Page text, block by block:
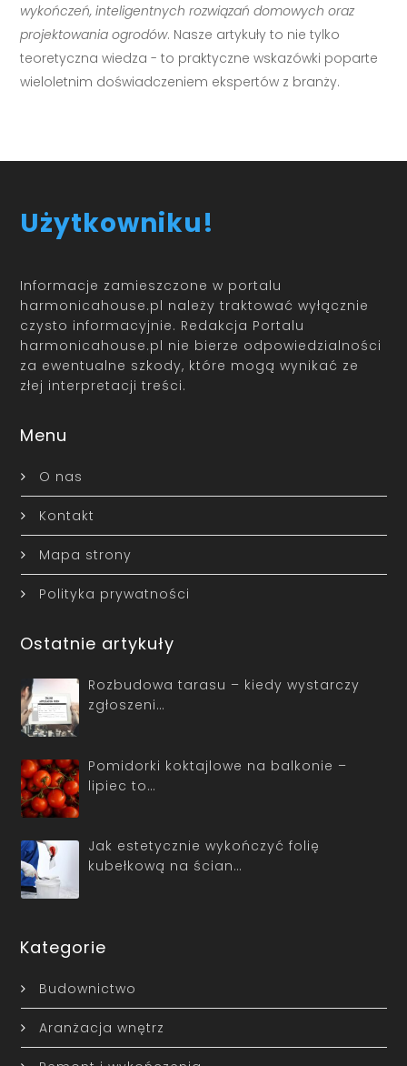
wykończeń, inteligentnych rozwiązań domowych oraz
projektowania ogrodów. Nasze artykuły to nie tylko
teoretyczna wiedza - to praktyczne wskazówki poparte
wieloletnim doświadczeniem ekspertów z branży.
Użytkowniku!
Informacje zamieszczone w portalu
harmonicahouse.pl należy traktować wyłącznie
czysto informacyjnie. Redakcja Portalu
harmonicahouse.pl nie bierze odpowiedzialności
za ewentualne szkody, które mogą wynikać ze
złej interpretacji treści.
Menu
O nas
Kontakt
Mapa strony
Polityka prywatności
Ostatnie artykuły
Rozbudowa tarasu – kiedy wystarczy
zgłoszeni…
Pomidorki koktajlowe na balkonie –
lipiec to…
Jak estetycznie wykończyć folię
kubełkową na ścian…
Kategorie
Budownictwo
Aranżacja wnętrz